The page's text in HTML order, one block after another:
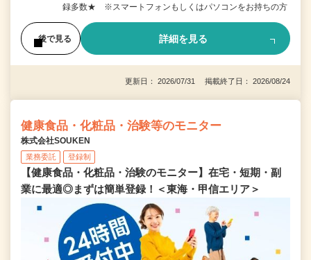
録多数★ ※スマートフォンもしくはパソコンをお持ちの方
後で見る 詳細を見る
更新日： 2026/07/31 掲載終了日： 2026/08/24
健康食品・化粧品・治験等のモニター
株式会社SOUKEN
業務委託 登録制
【健康食品・化粧品・治験のモニター】在宅・短期・副
業に最適◎まずは簡単登録！＜東海・甲信エリア＞